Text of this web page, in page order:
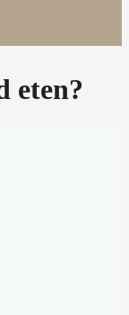
eten?